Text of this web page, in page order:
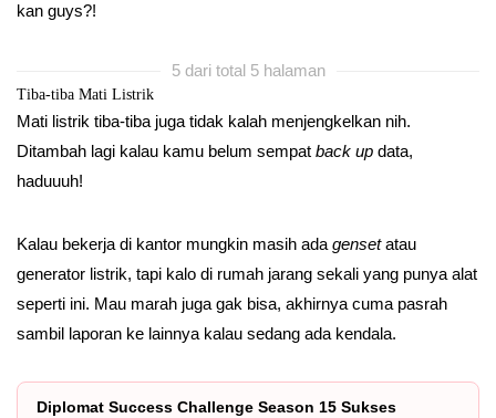
kan guys?!
5 dari total 5 halaman
Tiba-tiba Mati Listrik
Mati listrik tiba-tiba juga tidak kalah menjengkelkan nih.
Ditambah lagi kalau kamu belum sempat back up data,
haduuuh!
Kalau bekerja di kantor mungkin masih ada gensetatau
generator listrik, tapi kalo di rumah jarang sekali yang punya alat
seperti ini. Mau marah juga gak bisa, akhirnya cuma pasrah
sambil laporan ke lainnya kalau sedang ada kendala.
Diplomat Success Challenge Season 15 Sukses